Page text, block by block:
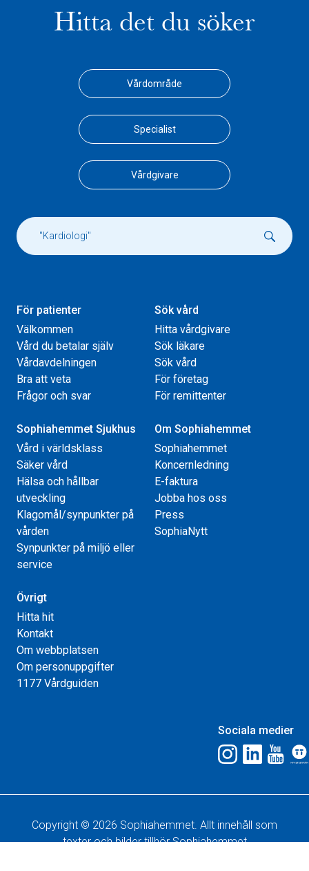
Hitta det du söker
Vårdområde
Specialist
Vårdgivare
För patienter
Välkommen
Vård du betalar själv
Vårdavdelningen
Bra att veta
Frågor och svar
Sök vård
Hitta vårdgivare
Sök läkare
Sök vård
För företag
För remittenter
Sophiahemmet Sjukhus
Vård i världsklass
Säker vård
Hälsa och hållbar
utveckling
Klagomål/synpunkter på
vården
Synpunkter på miljö eller
service
Om Sophiahemmet
Sophiahemmet
Koncernledning
E-faktura
Jobba hos oss
Press
SophiaNytt
Övrigt
Hitta hit
Kontakt
Om webbplatsen
Om personuppgifter
1177 Vårdguiden
Sociala medier
Copyright © 2026 Sophiahemmet. Allt innehåll som
texter och bilder tillhör Sophiahemmet